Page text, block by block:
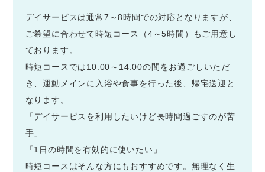
デイサービスは通常7～8時間での対応となりますが、
ご希望に合わせて時短コース（4～5時間）もご用意し
ております。
時短コースでは10:00～14:00の間をお過ごしいただ
き、運動メインに入浴や食事を行った後、帰宅送迎と
なります。
「デイサービスを利用したいけど長時間過ごすのが苦
手」
「1日の時間を有効的に使いたい」
時短コースはそんな方にもおすすめです。無理なく生